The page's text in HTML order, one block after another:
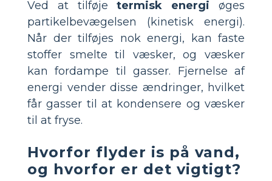
Ved at tilføjetermisk energi øges
partikelbevægelsen (kinetisk energi).
Når der tilføjes nok energi, kan faste
stoffer smelte til væsker, og væsker
kan fordampe til gasser. Fjernelse af
energi vender disse ændringer, hvilket
får gasser til at kondensere og væsker
til at fryse.
Hvorfor flyder is på vand,
og hvorfor er det vigtigt?